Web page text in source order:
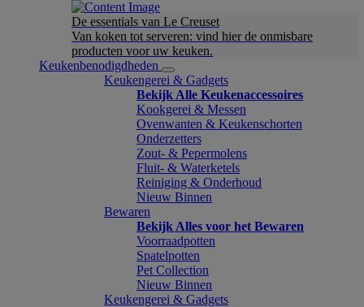
De essentials van Le Creuset
Van koken tot serveren: vind hier de onmisbare
producten voor uw keuken.
Keukenbenodigdheden
Keukengerei & Gadgets
Bekijk Alle Keukenaccessoires
Kookgerei & Messen
Ovenwanten & Keukenschorten
Onderzetters
Zout- & Pepermolens
Fluit- & Waterketels
Reiniging & Onderhoud
Nieuw Binnen
Bewaren
Bekijk Alles voor het Bewaren
Voorraadpotten
Spatelpotten
Pet Collection
Nieuw Binnen
Keukengerei & Gadgets